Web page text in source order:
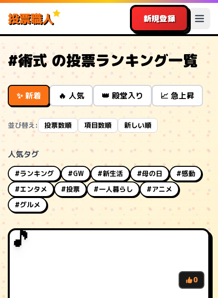
投票職人 新規登録
#術式 の投票ランキング一覧
✨ 新着 🔥 人気 👑 殿堂入り 📈 急上昇
並び替え: 投票数順 項目数順 新しい順
人気タグ
#ランキング #GW #新生活 #母の日
#感動
#エンタメ
#投票 #一人暮らし
#アニメ
#グルメ
🎵
0